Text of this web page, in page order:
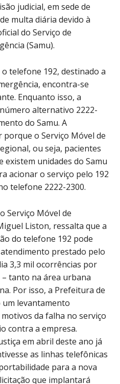
judicial, em sede de
multa diária devido à
do Serviço de
(Samu).
telefone 192, destinado a
encontra-se
Enquanto isso, a
alternativo 2222-
do Samu. A
porque o Serviço Móvel de
ou seja, pacientes
existem unidades do Samu
acionar o serviço pelo 192
telefone 2222-2300.
Serviço Móvel de
Liston, ressalta que a
do telefone 192 pode
prestado pelo
3,3 mil ocorrências por
– tanto na área urbana
Por isso, a Prefeitura de
levantamento
da falha no serviço
contra a empresa.
em abril deste ano já
as linhas telefônicas
para a nova
que implantará